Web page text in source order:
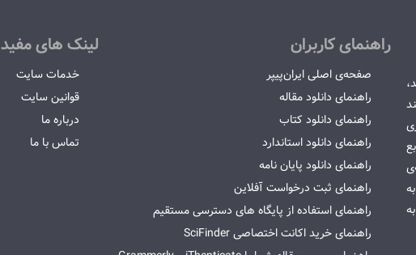
راهنمای کاربران
صفحه‌ی اصلی ایران‌پیپر
راهنمای دانلود مقاله
راهنمای دانلود کتاب
راهنمای دانلود استاندارد
راهنمای دانلود پایان نامه
راهنمای ثبت درخواست آفلاین
راهنمای استفاده از پایگاه های دسترسی مستقیم
راهنمای خرید اکانت اختصاصی SciFinder
لینک های مفید
خدمات سایت
قوانین سایت
درباره ما
تماس با ما